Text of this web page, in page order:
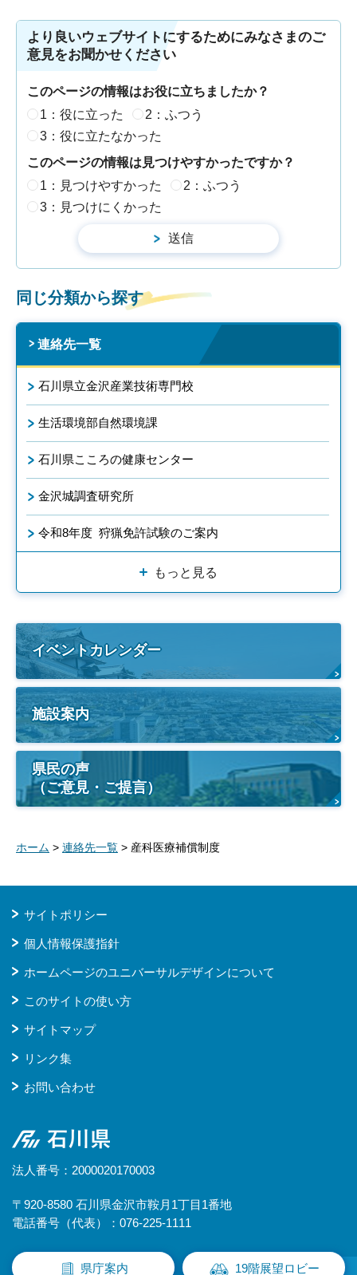
より良いウェブサイトにするためにみなさまのご
意見をお聞かせください
このページの情報はお役に立ちましたか？
1：役に立った
2：ふつう
3：役に立たなかった
このページの情報は見つけやすかったですか？
1：見つけやすかった
2：ふつう
3：見つけにくかった
同じ分類から探す
連絡先一覧
石川県立金沢産業技術専門校
生活環境部自然環境課
石川県こころの健康センター
金沢城調査研究所
令和8年度 狩猟免許試験のご案内
もっと見る
イベントカレンダー
施設案内
県民の声
（ご意見・ご提言）
ホーム > 連絡先一覧 > 産科医療補償制度
サイトポリシー
個人情報保護指針
ホームページのユニバーサルデザインについて
このサイトの使い方
サイトマップ
リンク集
お問い合わせ
石川県
法人番号：2000020170003
〒920-8580 石川県金沢市鞍月1丁目1番地
電話番号（代表）：076-225-1111
県庁案内 19階展望ロビー